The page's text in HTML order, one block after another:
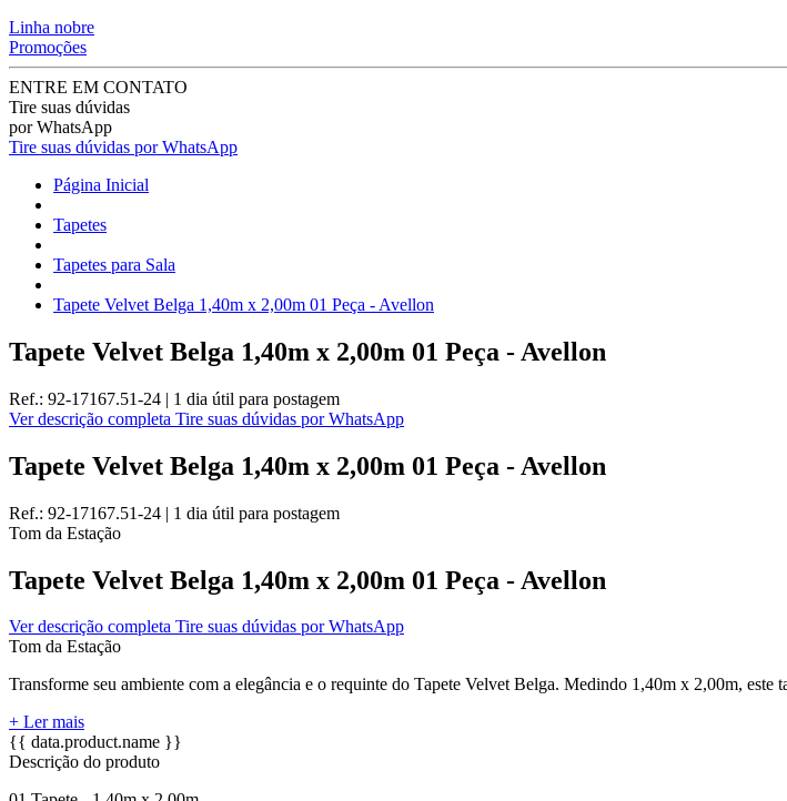
Linha nobre
Promoções
ENTRE EM CONTATO
Tire suas dúvidas
por WhatsApp
Tire suas dúvidas por WhatsApp
Página Inicial
Tapetes
Tapetes para Sala
Tapete Velvet Belga 1,40m x 2,00m 01 Peça - Avellon
Tapete Velvet Belga 1,40m x 2,00m 01 Peça - Avellon
Ref.: 92-17167.51-24 | 1 dia útil para postagem
Ver descrição completa Tire suas dúvidas por WhatsApp
Tapete Velvet Belga 1,40m x 2,00m 01 Peça - Avellon
Ref.: 92-17167.51-24 | 1 dia útil para postagem
Tom da Estação
Tapete Velvet Belga 1,40m x 2,00m 01 Peça - Avellon
Ver descrição completa Tire suas dúvidas por WhatsApp
Tom da Estação
Transforme seu ambiente com a elegância e o requinte do Tapete Velvet Belga. Medindo 1,40m x 2,00m, este
+ Ler mais
{{ data.product.name }}
Descrição do produto